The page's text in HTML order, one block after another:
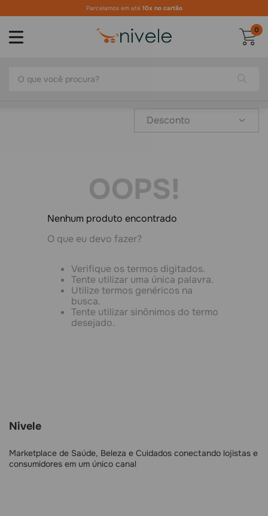
Parcelamos em até 10x no cartão
0
Desconto
OOPS!
Nenhum produto encontrado
O que eu devo fazer?
Verifique os termos digitados.
Tente utilizar uma única palavra.
Utilize termos genéricos na
busca.
Tente utilizar sinônimos do termo
desejado.
Nivele
Marketplace de Saúde, Beleza e Cuidados conectando lojistas e
consumidores em um único canal